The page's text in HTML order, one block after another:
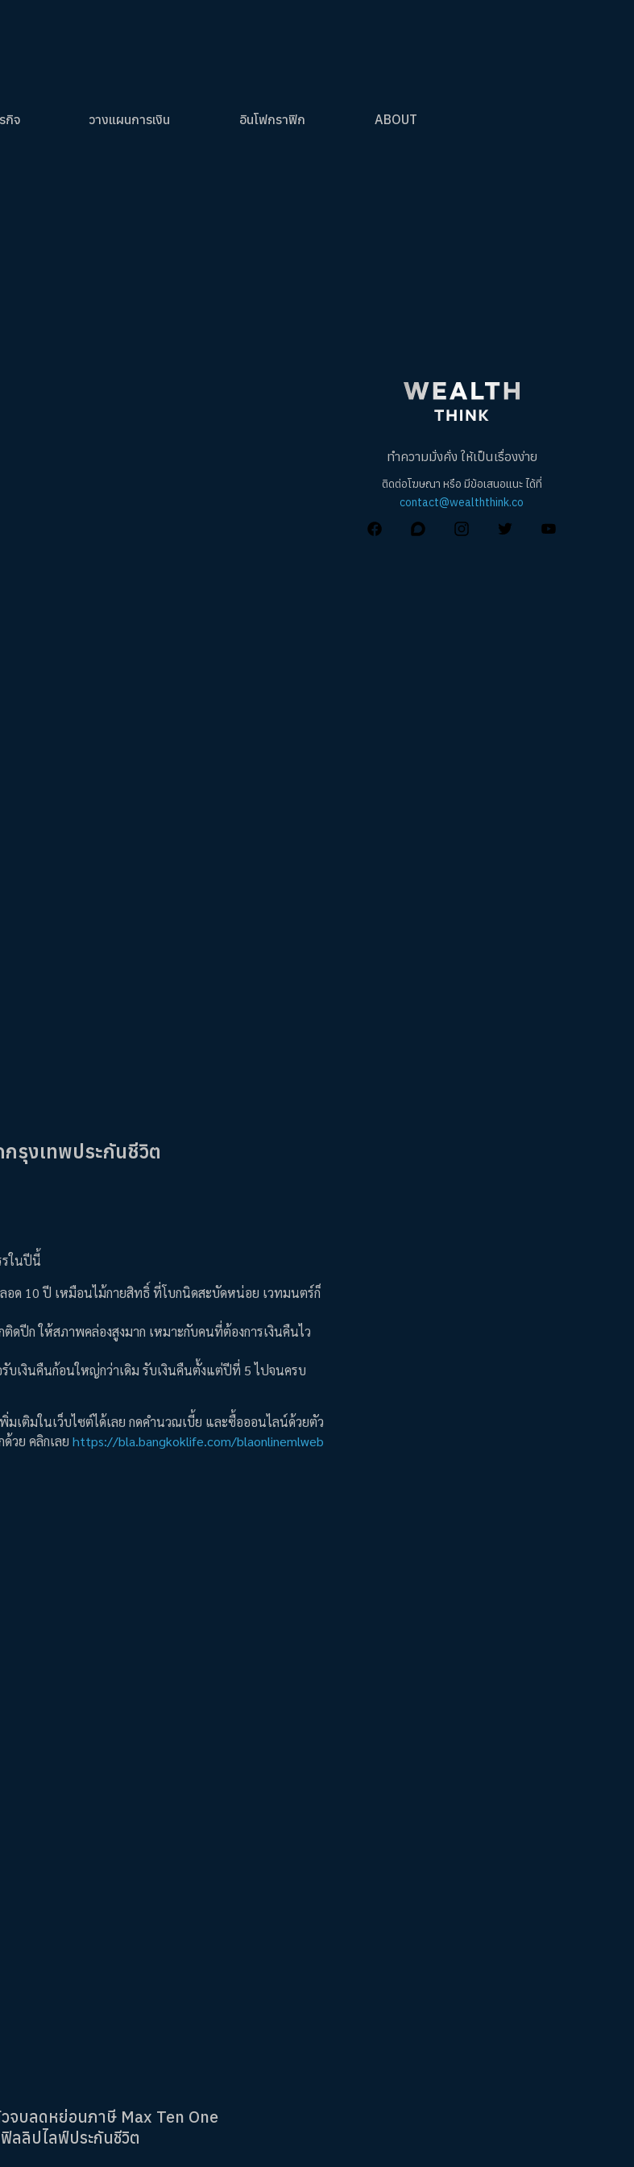
กิจ วางแผนการเงิน อินโฟกราฟิก ABOUT
รุงเทพประกันชีวิต
รในปีนี้
อด 10 ปี เหมือนไม้กายสิทธิ์ ที่โบกนิดสะบัดหน่อย เวทมนตร์ก็
ดปีก ให้สภาพคล่องสูงมาก เหมาะกับคนที่ต้องการเงินคืนไว
บเงินคืนก้อนใหญ่กว่าเดิม รับเงินคืนตั้งแต่ปีที่ 5 ไปจนครบ
เติมในเว็บไซต์ได้เลย กดคำนวณเบี้ย และซื้อออนไลน์ด้วยตัว
วย คลิกเลย https://bla.bangkoklife.com/blaonlinemlweb
ทำความมั่งคั่ง ให้เป็นเรื่องง่าย
ติดต่อโฆษณา หรือ มีข้อเสนอแนะ ได้ที่
contact@wealththink.co
จบลดหย่อนภาษี Max Ten One
ลลิปไลฟ์ประกันชีวิต